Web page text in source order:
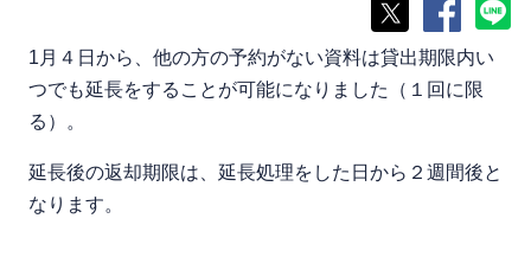
1月４日から、他の方の予約がない資料は貸出期限内い
つでも延長をすることが可能になりました（１回に限
る）。
延長後の返却期限は、延長処理をした日から２週間後と
なります。